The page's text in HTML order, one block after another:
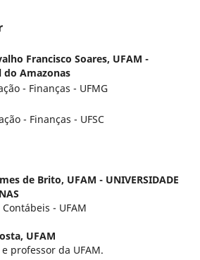
Francisco Soares, UFAM -
do Amazonas
- Finanças - UFMG
- Finanças - UFSC
de Brito, UFAM - UNIVERSIDADE
- UFAM
UFAM
professor da UFAM.